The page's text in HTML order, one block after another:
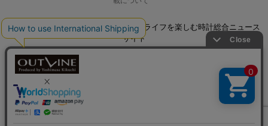
© 2026 Watch LIFE NEWS｜ウオッチライフを楽しむ時計総合ニュース
サイト